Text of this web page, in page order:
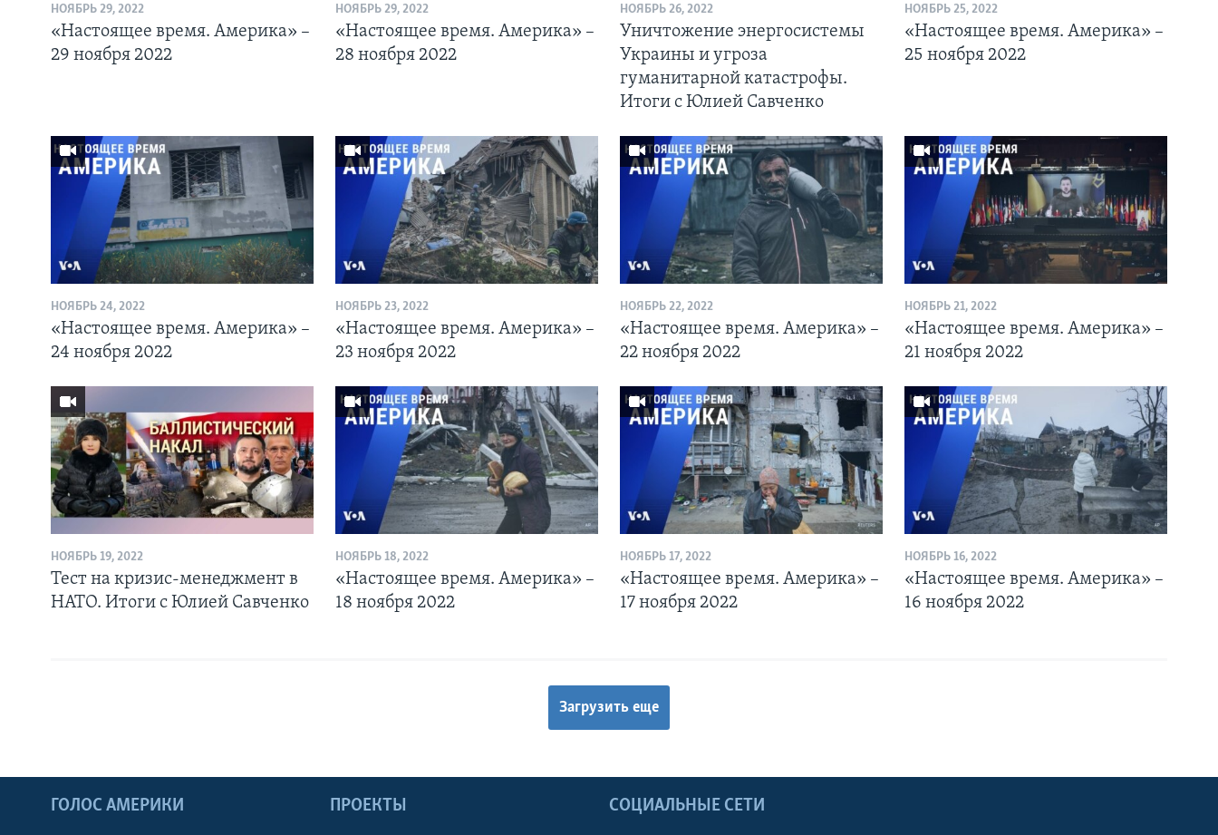
НОЯБРЬ 29, 2022
«Настоящее время. Америка» –
29 ноября 2022
НОЯБРЬ 29, 2022
«Настоящее время. Америка» –
28 ноября 2022
НОЯБРЬ 26, 2022
Уничтожение энергосистемы
Украины и угроза
гуманитарной катастрофы.
Итоги с Юлией Савченко
НОЯБРЬ 25, 2022
«Настоящее время. Америка» –
25 ноября 2022
НОЯБРЬ 24, 2022
«Настоящее время. Америка» –
24 ноября 2022
НОЯБРЬ 23, 2022
«Настоящее время. Америка» –
23 ноября 2022
НОЯБРЬ 22, 2022
«Настоящее время. Америка» –
22 ноября 2022
НОЯБРЬ 21, 2022
«Настоящее время. Америка» –
21 ноября 2022
НОЯБРЬ 19, 2022
Тест на кризис-менеджмент в
НАТО. Итоги с Юлией Савченко
НОЯБРЬ 18, 2022
«Настоящее время. Америка» –
18 ноября 2022
НОЯБРЬ 17, 2022
«Настоящее время. Америка» –
17 ноября 2022
НОЯБРЬ 16, 2022
«Настоящее время. Америка» –
16 ноября 2022
Загрузить еще
СОЦИАЛЬНЫЕ СЕТИ
ГОЛОС АМЕРИКИ ПРОЕКТЫ